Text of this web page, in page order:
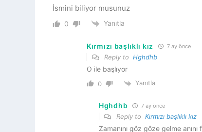
İsmini biliyor musunuz
0 Yanıtla
Kırmızı başlıklı kız 7 ay önce
Reply to Hghdhb
O ile başlıyor
0 Yanıtla
Hghdhb 7 ay önce
Reply to Kırmızı başlıklı kız
Zamanını göz göze gelme